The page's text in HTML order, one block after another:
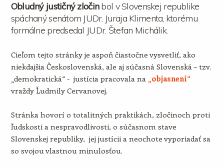
Obludný justičný zločinbol v Slovenskej republike
spáchaný senátom JUDr. Juraja Klimenta, ktorému
formálne predsedal JUDr. Štefan Michálik.
Cieľom tejto stránky je aspoň čiastočne vysvetliť, ako
niekdajšia Československá, ale aj súčasná Slovenská – tzv.
„demokratická“ - justícia pracovala na „objasnení“
vraždy Ľudmily Cervanovej.
Stránka hovorí o totalitných praktikách, zločinoch proti
ľudskosti a nespravodlivosti, o súčasnom stave
Slovenskej republiky, jej justícii a neochote vyporiadať sa
so svojou vlastnou minulosťou.